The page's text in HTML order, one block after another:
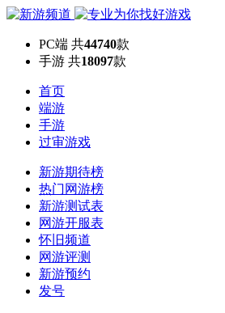
PC端 共44740款
手游 共18097款
首页
端游
手游
过审游戏
新游期待榜
热门网游榜
新游测试表
网游开服表
怀旧频道
网游评测
新游预约
发号